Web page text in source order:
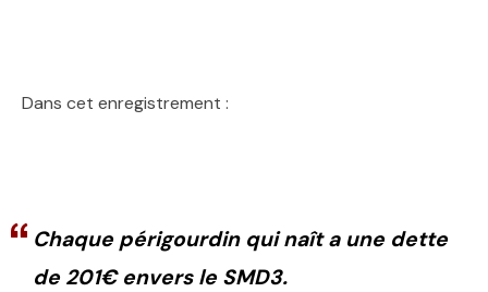
Dans cet enregistrement :
Chaque périgourdin qui naît a une dette
de 201€ envers le SMD3.